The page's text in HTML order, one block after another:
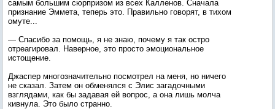
самым большим сюрпризом из всех Калленов. Сначала
признание Эммета, теперь это. Правильно говорят, в тихом
омуте...
— Спасибо за помощь, я не знаю, почему я так остро
отреагировал. Наверное, это просто эмоциональное
истощение.
Джаспер многозначительно посмотрел на меня, но ничего
не сказал. Затем он обменялся с Элис загадочными
взглядами, как бы задавая ей вопрос, а она лишь молча
кивнула. Это было странно.